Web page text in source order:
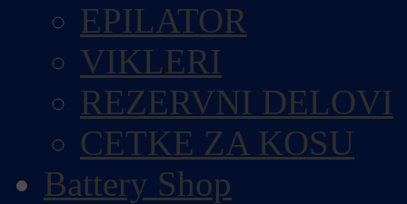
EPILATOR
VIKLERI
REZERVNI DELOVI
CETKE ZA KOSU
Battery Shop